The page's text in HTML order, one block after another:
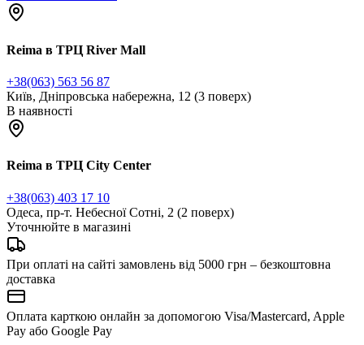
Reima в ТРЦ River Mall
+38(063) 563 56 87
Київ, Дніпровська набережна, 12 (3 поверх)
В наявності
Reima в ТРЦ City Center
‎+38‎(063) 403 17 10
Одеса, пр-т. Небесної Сотні, 2 (2 поверх)
Уточнюйте в магазині
При оплаті на сайті замовлень від 5000 грн – безкоштовна
доставка
Оплата карткою онлайн за допомогою Visa/Mastercard, Apple
Pay або Google Pay